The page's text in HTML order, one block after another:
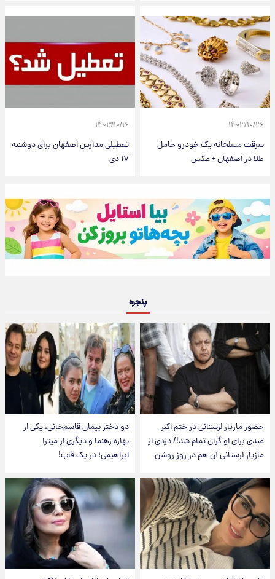
۱۴۰۳/۱۰/۲۶
سرقت مسلحانه یک خودرو حامل
طلا در اصفهان + عکس
۱۴۰۳/۱۰/۱۶
تعطیلی مدارس اصفهان برای دوشنبه
۱۷ دی
پنجره
حضور مازیار لرستانی در ختم اکبر
عبدی برای او گران تمام شد!/ دزدی از
مازیار لرستانی آن هم در روز روشن
دو دختر پیمان قاسم‌خانی، یکی از
بهاره رهنما و دیگری از میترا
ابراهیمی؛ در یک قاب!